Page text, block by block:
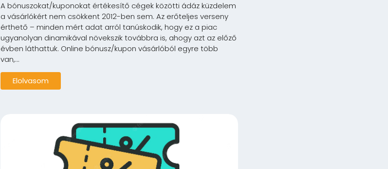
A bónuszokat/kuponokat értékesítő cégek közötti ádáz küzdelem
a vásárlókért nem csökkent 2012-ben sem. Az erőteljes verseny
érthető – minden mért adat arról tanúskodik, hogy ez a piac
ugyanolyan dinamikával növekszik továbbra is, ahogy azt az előző
évben láthattuk. Online bónusz/kupon vásárlóból egyre több
van,...
Elolvasom